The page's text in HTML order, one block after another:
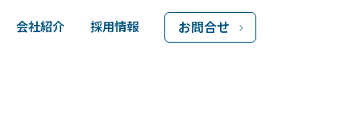
会社紹介 採用情報 お問合せ